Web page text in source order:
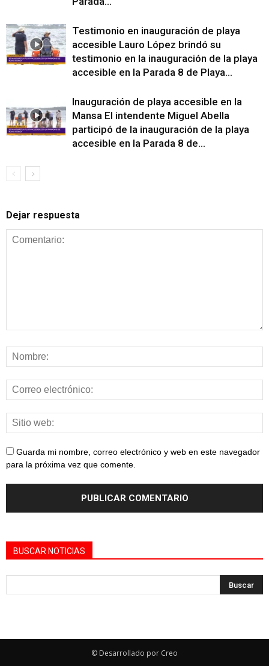
Testimonio en inauguración de playa
accesible Lauro López brindó su
testimonio en la inauguración de la playa
accesible en la Parada 8 de Playa...
Inauguración de playa accesible en la
Mansa El intendente Miguel Abella
participó de la inauguración de la playa
accesible en la Parada 8 de...
Dejar respuesta
Guarda mi nombre, correo electrónico y web en este navegador
para la próxima vez que comente.
BUSCAR NOTICIAS
© Desarrollado por Creo